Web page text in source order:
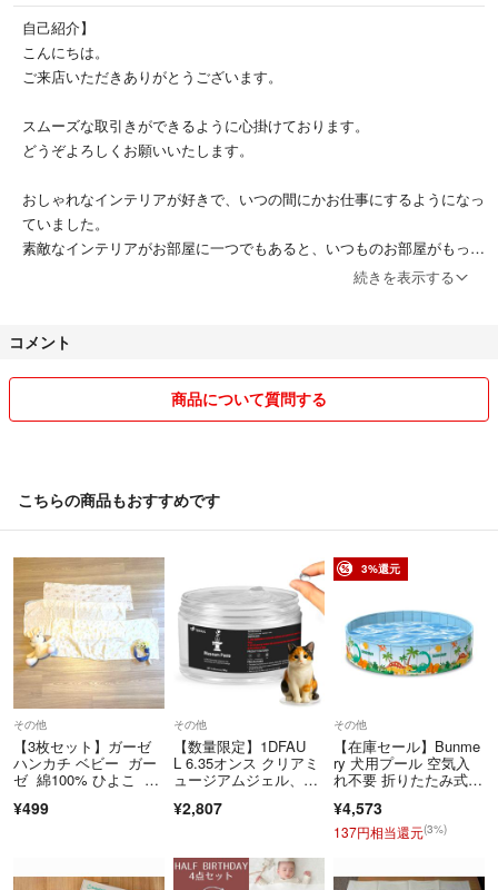
自己紹介】
こんにちは。
ご来店いただきありがとうございます。
スムーズな取引きができるように心掛けております。
どうぞよろしくお願いいたします。
おしゃれなインテリアが好きで、いつの間にかお仕事にするようになっ
ていました。
素敵なインテリアがお部屋に一つでもあると、いつものお部屋がもっと
素敵になるのがインテリアの良さだと思っています。
【ご注意事項】
システムにて在庫の調整を行っておりますが、ご注文が集中した際な
で、あらかじめご了承の上、ご購入をお願い申し上げます。メッセージ
にてご連絡させていただきます。
続きを表示する
コメント
商品について質問する
こちらの商品もおすすめです
その他
【3枚セット】ガーゼ
ハンカチ ベビー ガー
ゼ 綿100% ひよこ プ
¥499
その他
【数量限定】1DFAU
L 6.35オンス クリアミ
ュージアムジェル、ミ
¥2,807
3%還元
その他
【在庫セール】Bunme
ry 犬用プール 空気入
れ不要 折りたたみ式 9
¥4,573
137円相当還元(3%)